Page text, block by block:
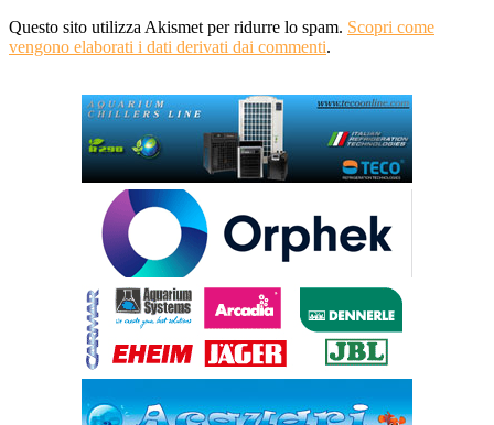
Questo sito utilizza Akismet per ridurre lo spam. Scopri come
vengono elaborati i dati derivati dai commenti.